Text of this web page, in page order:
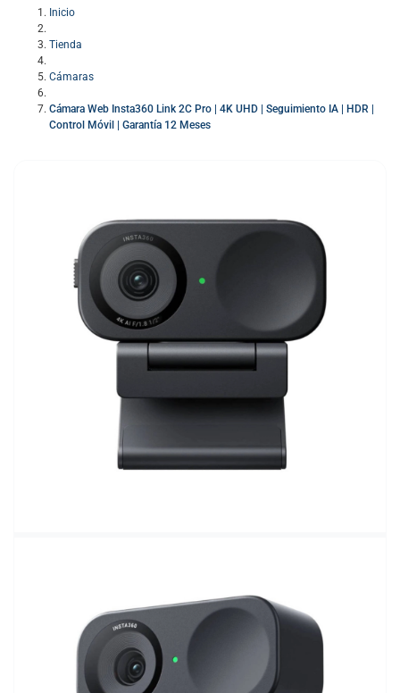
Inicio
Tienda
Cámaras
Cámara Web Insta360 Link 2C Pro | 4K UHD | Seguimiento IA | HDR |
Control Móvil | Garantía 12 Meses